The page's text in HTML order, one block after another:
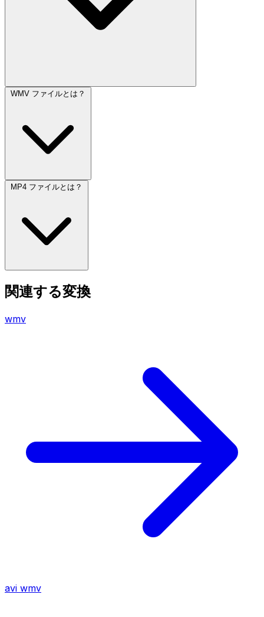
WMV ファイルとは？
MP4 ファイルとは？
関連する変換
wmv
avi wmv